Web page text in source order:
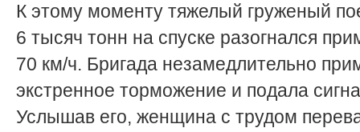
К этому моменту тяжелый груженый
6 тысяч тонн на спуске разогнался
70 км/ч. Бригада незамедлительно
экстренное торможение и подала
Услышав его, женщина с трудом